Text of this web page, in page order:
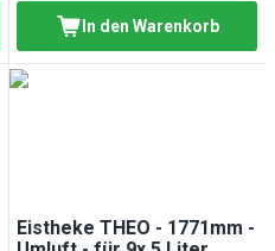
In den Warenkorb
Eistheke THEO - 1771mm -